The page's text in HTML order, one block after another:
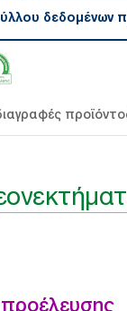
δεδομένων
προέλευσης